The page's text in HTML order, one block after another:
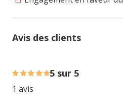
Avis des clients
5 sur 5
1 avis